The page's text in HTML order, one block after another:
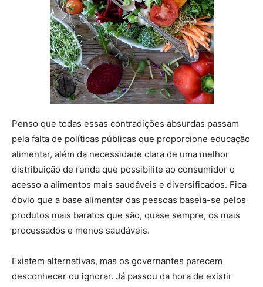
Penso que todas essas contradições absurdas passam
pela falta de políticas públicas que proporcione educação
alimentar, além da necessidade clara de uma melhor
distribuição de renda que possibilite ao consumidor o
acesso a alimentos mais saudáveis e diversificados. Fica
óbvio que a base alimentar das pessoas baseia-se pelos
produtos mais baratos que são, quase sempre, os mais
processados e menos saudáveis.
Existem alternativas, mas os governantes parecem
desconhecer ou ignorar. Já passou da hora de existir